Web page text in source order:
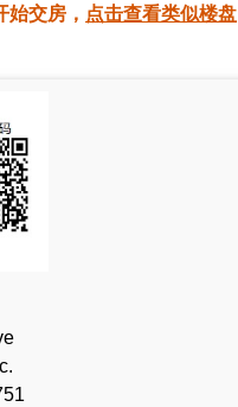
始交房， 点击查看类似楼盘